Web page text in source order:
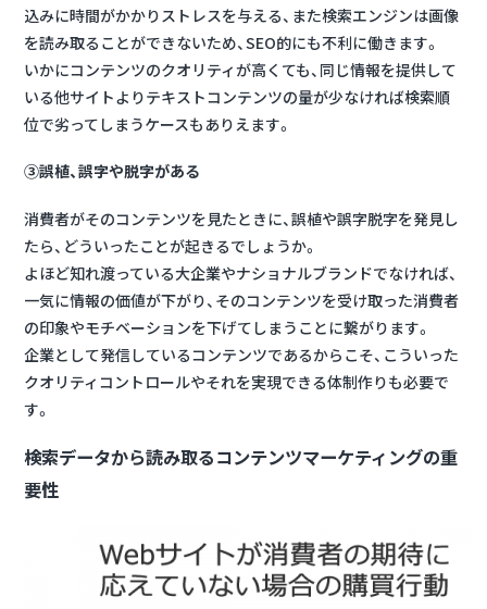
込みに時間がかかりストレスを与える、また検索エンジンは画像
を読み取ることができないため、SEO的にも不利に働きます。
いかにコンテンツのクオリティが高くても、同じ情報を提供して
いる他サイトよりテキストコンテンツの量が少なければ検索順
位で劣ってしまうケースもありえます。
③誤植、誤字や脱字がある
消費者がそのコンテンツを見たときに、誤植や誤字脱字を発見し
たら、どういったことが起きるでしょうか。
よほど知れ渡っている大企業やナショナルブランドでなければ、
一気に情報の価値が下がり、そのコンテンツを受け取った消費者
の印象やモチベーションを下げてしまうことに繋がります。
企業として発信しているコンテンツであるからこそ、こういった
クオリティコントロールやそれを実現できる体制作りも必要で
す。
検索データから読み取るコンテンツマーケティングの重
要性